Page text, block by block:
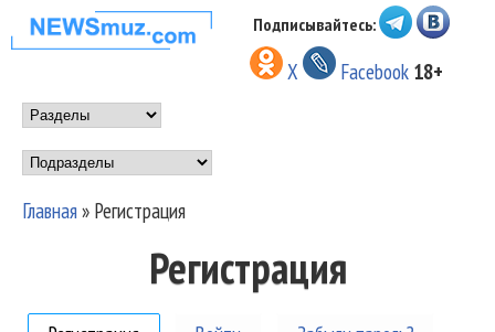
Перейти к основному
содержанию
НОВОСТИ
МУЗЫКИ И
ШОУ БИЗНЕСА
NEWSMUZ.COM
Подписывайтесь:
X Facebook 18+
Main menu
Подразделы
Главная» Регистрация
Регистрация